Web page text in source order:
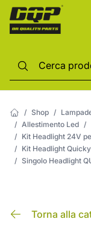
/ Shop /
/ Allestimento Led /
/ Kit Headlight 24V
/ Kit Headlight
/ Singolo Headlight
Torna alla